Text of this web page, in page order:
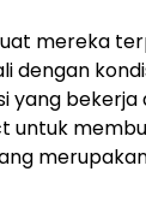
mereka
bekerja